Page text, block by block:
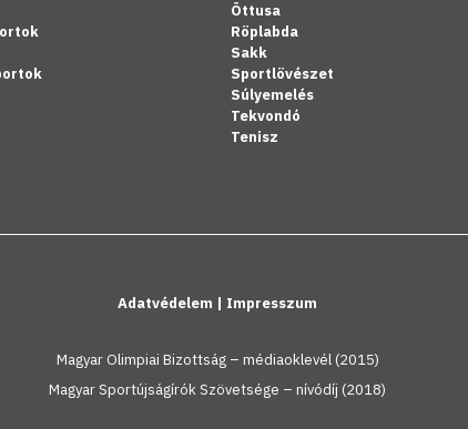
Öttusa
Röplabda
Sakk
Sportlövészet
Súlyemelés
Tekvondó
Tenisz
Adatvédelem | Impresszum
Magyar Olimpiai Bizottság – médiaoklevél (2015)
Magyar Sportújságírók Szövetsége – nívódíj (2018)